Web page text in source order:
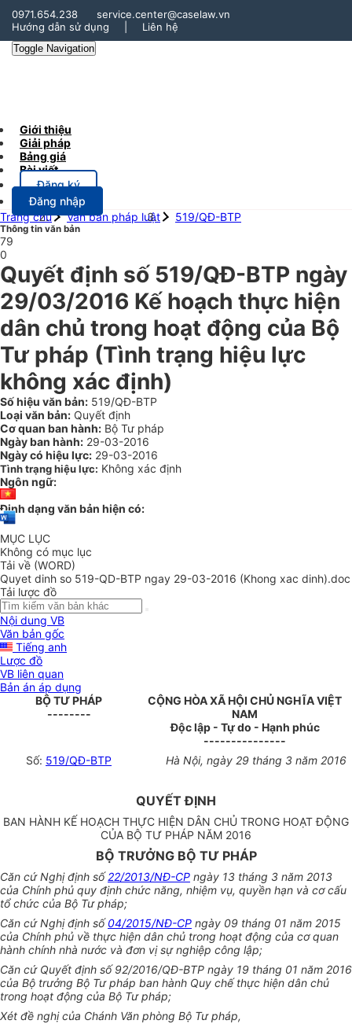
0971.654.238
service.center@caselaw.vn
Hướng dẫn sử dụng
Liên hệ
Toggle Navigation
Giới thiệu
Giải pháp
Bảng giá
Bài viết
Đăng ký
Đăng nhập
Trang chủ
Văn bản pháp luật 519/QĐ-BTP
Thông tin văn bản
79
0
Quyết định số 519/QĐ-BTP ngày
29/03/2016 Kế hoạch thực hiện
dân chủ trong hoạt động của Bộ
Tư pháp (Tình trạng hiệu lực
không xác định)
Số hiệu văn bản: 519/QĐ-BTP
Loại văn bản: Quyết định
Cơ quan ban hành: Bộ Tư pháp
Ngày ban hành: 29-03-2016
Ngày có hiệu lực: 29-03-2016
Tình trạng hiệu lực: Không xác định
Ngôn ngữ:
Định dạng văn bản hiện có:
MỤC LỤC
Không có mục lục
Tải về (WORD)
Quyet dinh so 519-QD-BTP ngay 29-03-2016 (Khong xac dinh).doc
Tải lược đồ
Nội dung VB
Văn bản gốc
Tiếng anh
Lược đồ
VB liên quan
Bản án áp dụng
BỘ TƯ PHÁP
--------
CỘNG HÒA XÃ HỘI CHỦ NGHĨA VIỆT
NAM
Độc lập - Tự do - Hạnh phúc
---------------
Số: 519/QĐ-BTP Hà Nội, ngày 29 tháng 3 năm 2016
QUYẾT ĐỊNH
BAN HÀNH KẾ HOẠCH THỰC HIỆN DÂN CHỦ TRONG HOẠT ĐỘNG
CỦA BỘ TƯ PHÁP NĂM 2016
BỘ TRƯỞNG BỘ TƯ PHÁP
Căn cứ Nghị định số22/2013/NĐ-CP ngày 13 tháng 3 năm 2013
của Chính phủ quy định chức năng, nhiệm vụ, quyền hạn và cơ cấu
tổ chức của Bộ Tư pháp;
Căn cứ Nghị định số04/2015/NĐ-CP ngày 09 tháng 01 năm 2015
của Chính phủ về thực hiện dân chủ trong hoạt động của cơ quan
hành chính nhà nước và đơn vị sự nghiệp công lập;
Căn cứ Quyết định số 92/2016/QĐ-BTP ngày 19 tháng 01 năm 2016
của Bộ trưởng Bộ Tư pháp ban hành Quy chế thực hiện dân chủ
trong hoạt động của Bộ Tư pháp;
Xét đề nghị của Chánh Văn phòng Bộ Tư pháp,